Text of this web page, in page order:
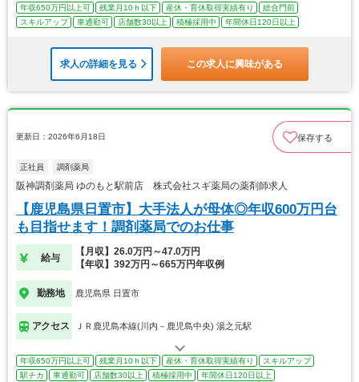
年収650万円以上可 残業月10ｈ以下 産休・育休取得実績有り
総合門前
スキルアップ
車通勤可 店舗数30以上 積極採用中 年間休日120日以上
求人の詳細を見る この求人に興味がある
更新日：2026年6月18日 保存する
正社員 調剤薬局
阪神調剤薬局 ゆのもと駅前店 株式会社スギ薬局の薬剤師求人
【鹿児島県日置市】大手法人が母体◎年収600万円台
も目指せます！調剤薬局でのお仕事
給与
【月収】26.0万円～47.0万円
【年収】392万円～665万円年収例
勤務地 鹿児島県 日置市
アクセス ＪＲ鹿児島本線(川内－鹿児島中央) 湯之元駅
年収650万円以上可 残業月10ｈ以下 産休・育休取得実績有り
スキルアップ
駅チカ
車通勤可 店舗数30以上 積極採用中 年間休日120日以上